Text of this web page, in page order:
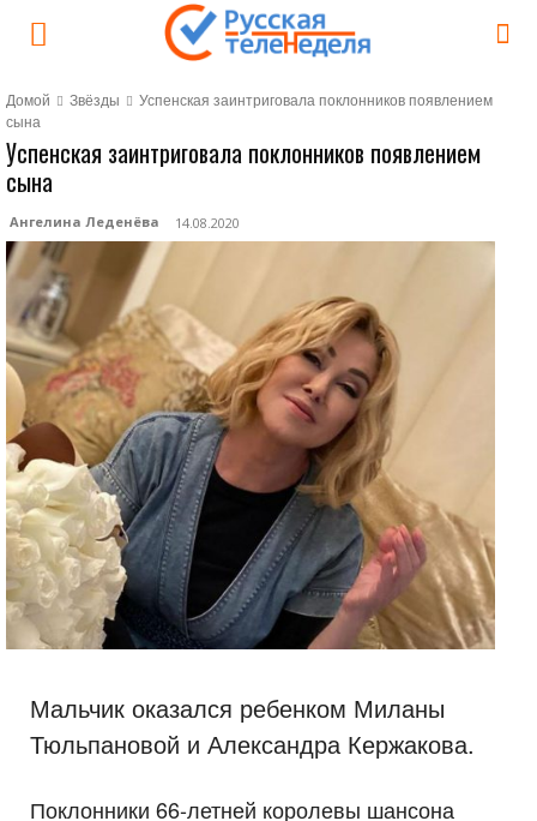
Домой Звёзды
Успенская заинтриговала поклонников появлением
сына
Успенская заинтриговала поклонников появлением
сына
Ангелина Леденёва 14.08.2020
Мальчик оказался ребенком Миланы
Тюльпановой и Александра Кержакова.
Поклонники 66-летней королевы шансона